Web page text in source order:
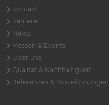
Kontakt
Karriere
News
Messen & Events
Über uns
Qualität & Nachhaltigkeit
Referenzen & Auszeichnungen